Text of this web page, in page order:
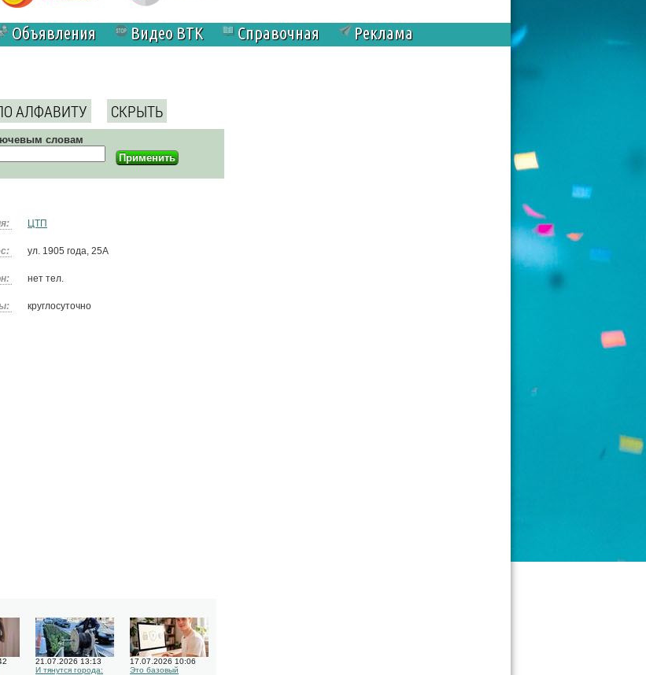
Объявления Видео ВТК Справочная Реклама
АЛФАВИТУ СКРЫТЬ
словам
ЦТП
ул. 1905 года, 25А
нет тел.
круглосуточно
21.07.2026 13:13
И тянутся города:
17.07.2026 10:06
Это базовый